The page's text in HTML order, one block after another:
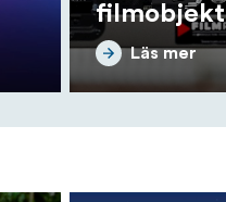
de skiljer
Läs mer